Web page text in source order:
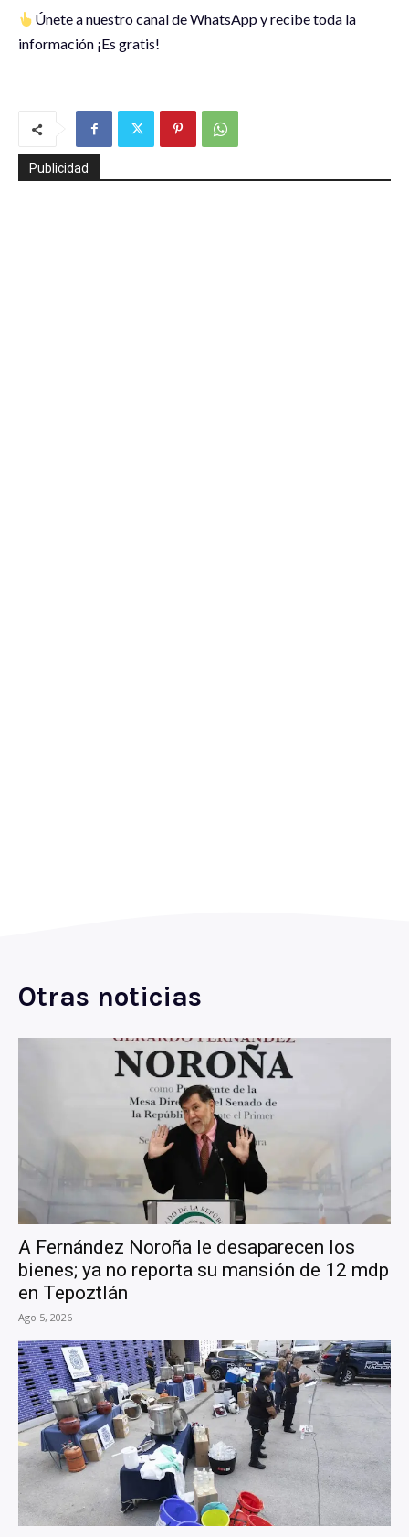
Únete a nuestro canal de WhatsApp y recibe toda la
información ¡Es gratis!
Publicidad
Otras noticias
A Fernández Noroña le desaparecen los
bienes; ya no reporta su mansión de 12 mdp
en Tepoztlán
Ago 5, 2026